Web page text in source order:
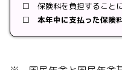
□ 保険料を負担すること
□ 本年中に支払った保険